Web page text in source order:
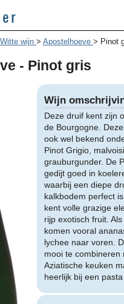
Witte wijn > Apostelhoeve > Pinot
- Pinot gris
Wijn
Deze druif kent zijn
de Bourgogne.
ook wel bekend
Pinot Grigio,
grauburgunder. De
gedijt goed in
waarbij een diepe
kalkbodem perfect
kent volle grazige
rijp exotisch fruit.
komen vooral
lychee naar voren.
mooi te combineren
Aziatische keuken
heerlijk bij een pasta